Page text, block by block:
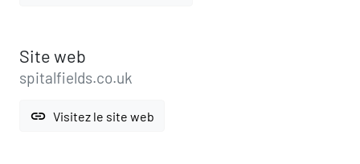
Site web
spitalfields.co.uk
link Visitez le site web